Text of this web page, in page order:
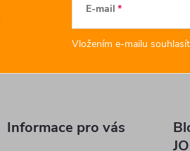
E-mail
Vložením e-mailu
Informace pro vás